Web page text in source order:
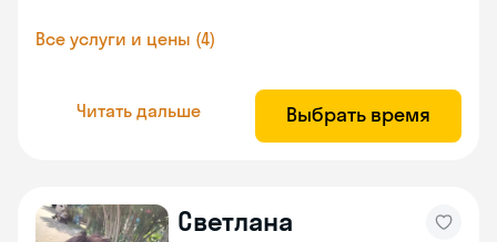
Все услуги и цены (4)
Читать дальше Выбрать время
Светлана